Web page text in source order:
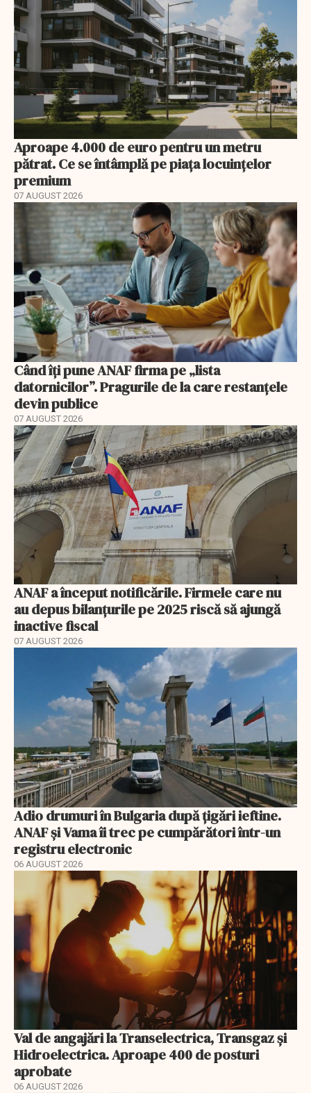
Aproape 4.000 de euro pentru un metru
pătrat. Ce se întâmplă pe piața locuințelor
premium
07 AUGUST 2026
Când îți pune ANAF firma pe „lista
datornicilor”. Pragurile de la care restanțele
devin publice
07 AUGUST 2026
ANAF a început notificările. Firmele care nu
au depus bilanțurile pe 2025 riscă să ajungă
inactive fiscal
07 AUGUST 2026
Adio drumuri în Bulgaria după țigări ieftine.
ANAF și Vama îi trec pe cumpărători într-un
registru electronic
06 AUGUST 2026
Val de angajări la Transelectrica, Transgaz și
Hidroelectrica. Aproape 400 de posturi
aprobate
06 AUGUST 2026